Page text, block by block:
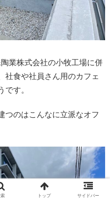
業株式会社の小牧工場に併
社食や社員さん用のカフェ
です。
つのはこんなに立派なオフ
トップ サイドバー